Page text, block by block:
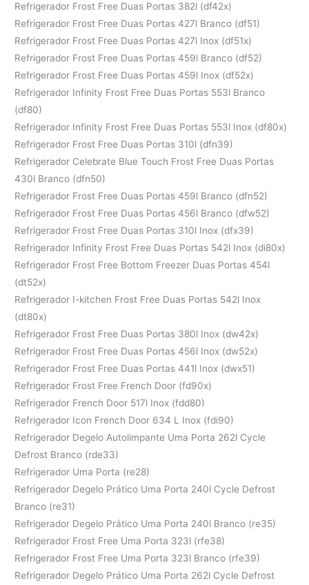
Refrigerador Frost Free Duas Portas 382l (df42x)
Refrigerador Frost Free Duas Portas 427l Branco (df51)
Refrigerador Frost Free Duas Portas 427l Inox (df51x)
Refrigerador Frost Free Duas Portas 459l Branco (df52)
Refrigerador Frost Free Duas Portas 459l Inox (df52x)
Refrigerador Infinity Frost Free Duas Portas 553l Branco
(df80)
Refrigerador Infinity Frost Free Duas Portas 553l Inox (df80x)
Refrigerador Frost Free Duas Portas 310l (dfn39)
Refrigerador Celebrate Blue Touch Frost Free Duas Portas
430l Branco (dfn50)
Refrigerador Frost Free Duas Portas 459l Branco (dfn52)
Refrigerador Frost Free Duas Portas 456l Branco (dfw52)
Refrigerador Frost Free Duas Portas 310l Inox (dfx39)
Refrigerador Infinity Frost Free Duas Portas 542l Inox (di80x)
Refrigerador Frost Free Bottom Freezer Duas Portas 454l
(dt52x)
Refrigerador I-kitchen Frost Free Duas Portas 542l Inox
(dt80x)
Refrigerador Frost Free Duas Portas 380l Inox (dw42x)
Refrigerador Frost Free Duas Portas 456l Inox (dw52x)
Refrigerador Frost Free Duas Portas 441l Inox (dwx51)
Refrigerador Frost Free French Door (fd90x)
Refrigerador French Door 517l Inox (fdd80)
Refrigerador Icon French Door 634 L Inox (fdi90)
Refrigerador Degelo Autolimpante Uma Porta 262l Cycle
Defrost Branco (rde33)
Refrigerador Uma Porta (re28)
Refrigerador Degelo Prático Uma Porta 240l Cycle Defrost
Branco (re31)
Refrigerador Degelo Prático Uma Porta 240l Branco (re35)
Refrigerador Frost Free Uma Porta 323l (rfe38)
Refrigerador Frost Free Uma Porta 323l Branco (rfe39)
Refrigerador Degelo Prático Uma Porta 262l Cycle Defrost